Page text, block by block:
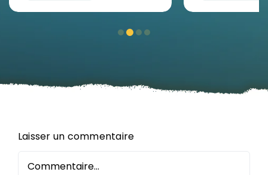
Laisser un commentaire